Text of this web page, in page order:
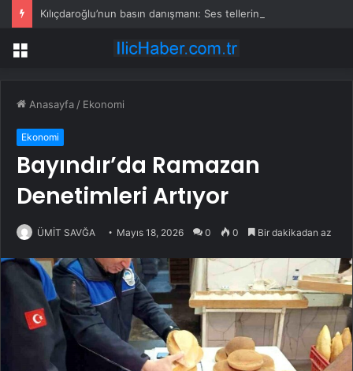
Menü
Anasayfa / Ekonomi
Ekonomi
Bayındır’da Ramazan
Denetimleri Artıyor
ÜMİT SAVĞA Mayıs 18, 2026 0 0 Bir dakikadan az